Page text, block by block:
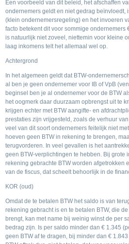
Een voorbeeld van dit beleid, het afschaffen
ondernemers geldt en niet gedrag beïnvloedt,
(klein ondernemersregeling) en het invoeren
facto betekent dit voor sommige ondernemers
is natuurlijk niet zoveel, niettemin voor kleine
laag inkomens telt het allemaal wel op.
Achtergrond
In het algemeen geldt dat BTW-
al ben je geen ondernemer voor IB of VpB
beginsel ben je al ondernemer voor de BTW
het oogmerk daar duurzaam opbrengst uit te
krijgen echter met BTW aangifte- en
prestaties zijn vrijgesteld, zoals de verhuur
veel van dit soort ondernemers feitelijk niet
hoeven geen BTW in rekening te brengen,
terugvorderen. In veel gevallen is het
geen BTW-verplichtingen te hebben. Bij grote
rekening gebrachte BTW worden afgetrokken
van de fiscus, dat scheelt behoorlijk in de
KOR (oud)
Omdat de te betalen BTW het saldo is van
rekening gebracht is en te betalen BTW, die
brengt, kan met name bij weinig winst de per
bedrag zijn. Is per saldo minder dan € 1.345
geen BTW af te dragen, bij minder dan €